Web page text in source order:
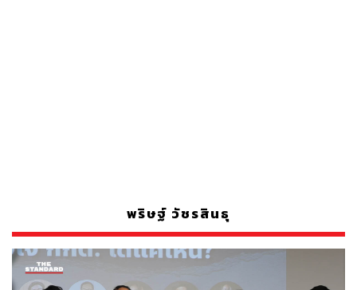
พริษฐ์ วัชรสินธุ